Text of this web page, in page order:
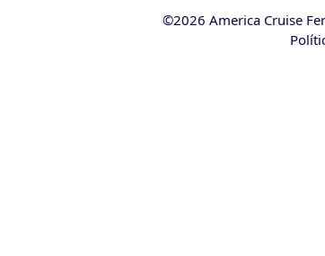
©2026 America Cruise